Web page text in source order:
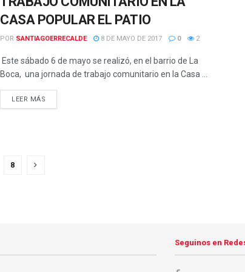
CASA POPULAR EL PATIO
POR SANTIAGOERRECALDE 8 DE MAYO DE 2017 0 2
Este sábado 6 de mayo se realizó, en el barrio de La
Boca, una jornada de trabajo comunitario en la Casa ...
LEER MÁS
8
Seguinos en